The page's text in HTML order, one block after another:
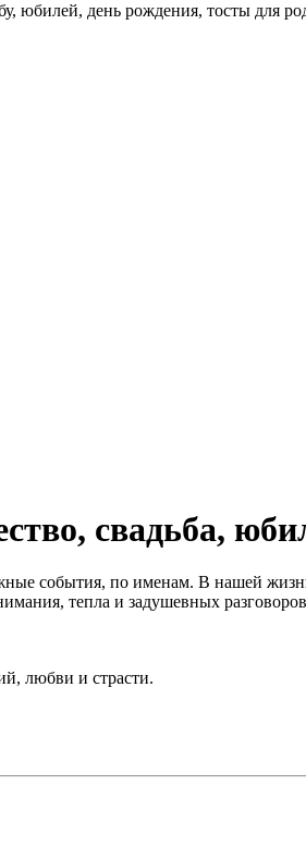
юбилей, день рождения, тосты для
свадьба,
события, по именам. В нашей
тепла и задушевных
любви и страсти.